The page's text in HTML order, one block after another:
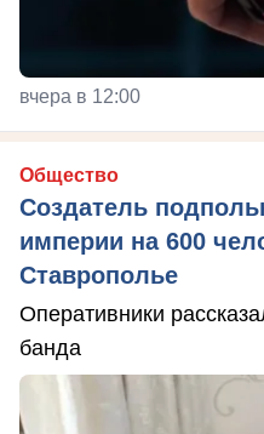
вчера в 12:00
Общество
Создатель
империи на 600
Ставрополье
Оперативники
банда